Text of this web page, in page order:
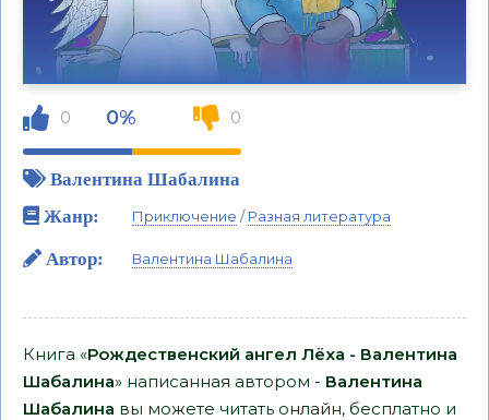
0 0% 0
Валентина Шабалина
Жанр:
Приключение /Разная литература
Автор: Валентина Шабалина
Книга «Рождественский ангел Лёха - Валентина
Шабалина» написанная автором - Валентина
Шабалина вы можете читать онлайн, бесплатно и